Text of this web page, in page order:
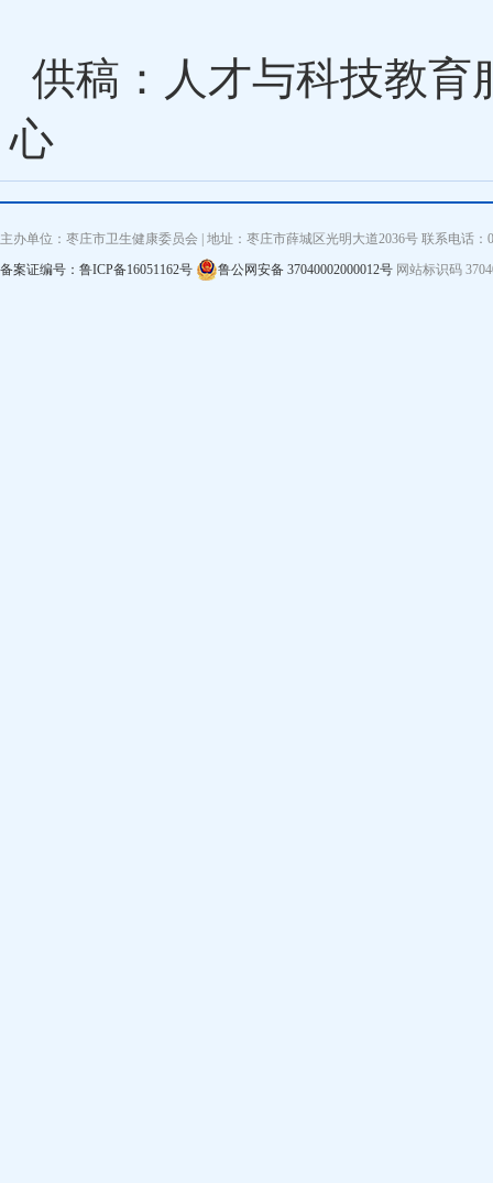
供稿：人才与科技教育
心
主办单位：枣庄市卫生健康委员会 | 地址：枣庄市薛城区光明大道2036号 联系电话
备案证编号：鲁ICP备16051162号
鲁公网安备 37040002000012号 网站标识码